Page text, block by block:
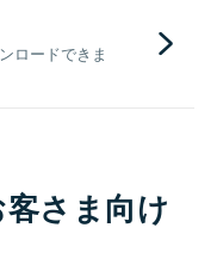
ロードできま
さま向け